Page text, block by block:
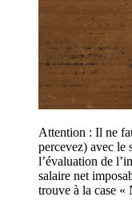
Attention : Il ne
percevez) avec le
l’évaluation de
salaire net
trouve à la case «